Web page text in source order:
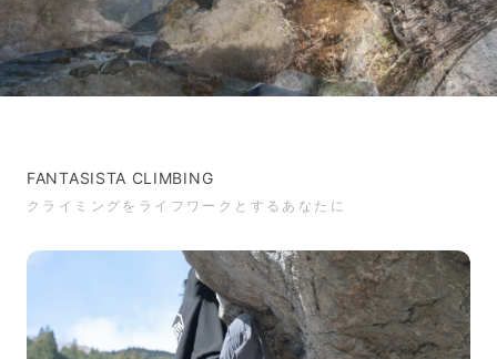
FANTASISTA CLIMBING
クライミングをライフワークとするあなたに